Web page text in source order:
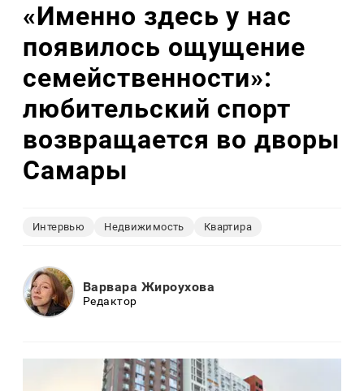
«Именно здесь у нас
появилось ощущение
семейственности»:
любительский спорт
возвращается во дворы
Самары
Интервью Недвижимость Квартира
Варвара Жироухова
Редактор